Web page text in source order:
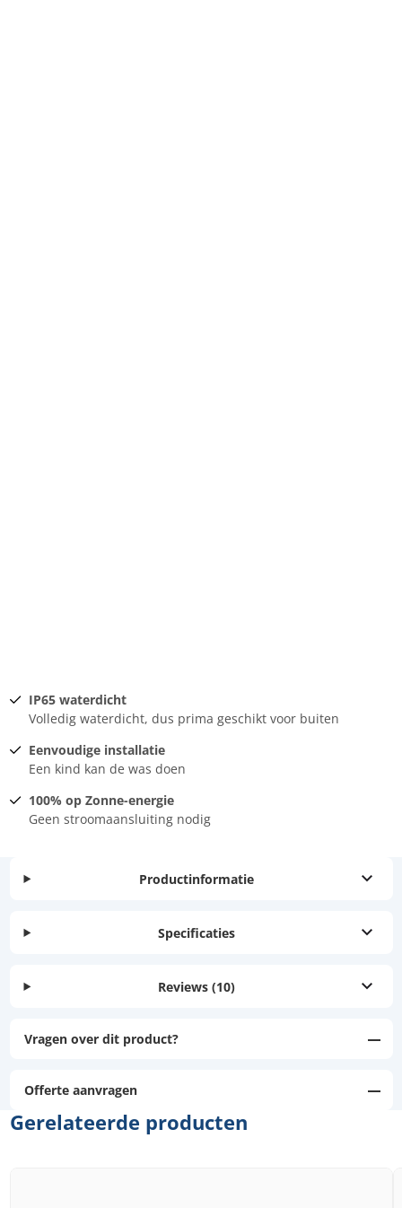
IP65 waterdicht
Volledig waterdicht, dus prima geschikt voor buiten
Eenvoudige installatie
Een kind kan de was doen
100% op Zonne-energie
Geen stroomaansluiting nodig
Productinformatie
Specificaties
Reviews (10)
Vragen over dit product?
Offerte aanvragen
Gerelateerde producten